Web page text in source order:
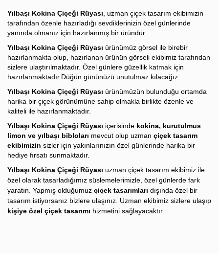
Yılbaşı Kokina Çiçeği Rüyası , uzman çiçek tasarım ekibimizin
tarafından özenle hazırladığı sevdiklerinizin özel günlerinde
yanında olmanız için hazırlanmış bir üründür.
Yılbaşı Kokina Çiçeği Rüyası ürünümüz görsel ile birebir
hazırlanmakta olup, hazırlanan ürünün görseli ekibimiz tarafından
sizlere ulaştırılmaktadır. Özel günlere güzellik katmak için
hazırlanmaktadır.Düğün gününüzü unutulmaz kılacağız.
Yılbaşı Kokina Çiçeği Rüyası ürünümüzün bulunduğu ortamda
harika bir çiçek görünümüne sahip olmakla birlikte özenle ve
kaliteli ile hazırlanmaktadır.
Yılbaşı Kokina Çiçeği Rüyası içerisinde kokina, kurutulmus
limon ve yılbaşı bibloları mevcut olup uzman çiçek tasarım
ekibimizin sizler için yakınlarınızın özel günlerinde harika bir
hediye fırsatı sunmaktadır.
Yılbaşı Kokina Çiçeği Rüyası uzman çiçek tasarım ekibimiz ile
özel olarak tasarladığımız süslemelerimizle, özel günlerde fark
yaratın. Yapmış olduğumuz çiçek tasarımları dışında özel bir
tasarım istiyorsanız bizlere ulaşınız. Uzman ekibimiz sizlere ulaşıp
kişiye özel çiçek tasarımı hizmetini sağlayacaktır.